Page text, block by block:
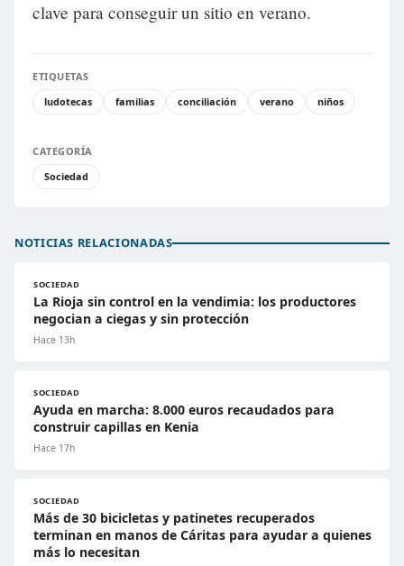
clave para conseguir un sitio en verano.
ETIQUETAS
ludotecas
familias conciliación verano niños
CATEGORÍA
Sociedad
NOTICIAS RELACIONADAS
SOCIEDAD
La Rioja sin control en la vendimia: los productores
negocian a ciegas y sin protección
Hace 13h
SOCIEDAD
Ayuda en marcha: 8.000 euros recaudados para
construir capillas en Kenia
Hace 17h
SOCIEDAD
Más de 30 bicicletas y patinetes recuperados
terminan en manos de Cáritas para ayudar a quienes
más lo necesitan